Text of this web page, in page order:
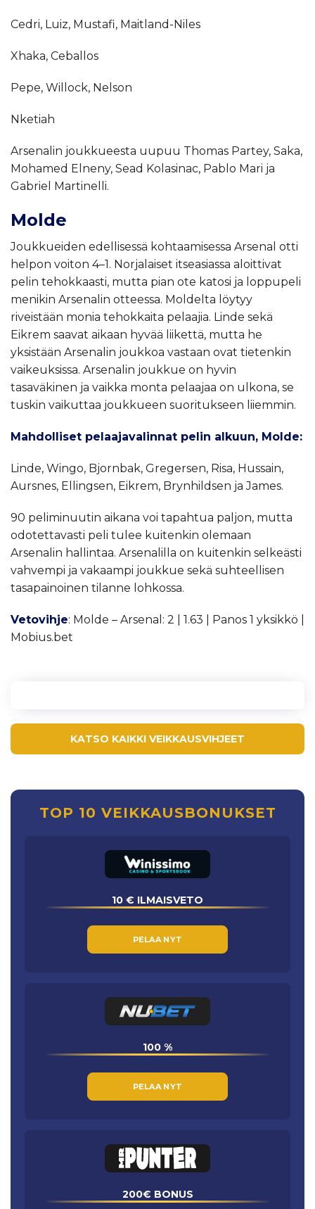
Cedri, Luiz, Mustafi, Maitland-Niles
Xhaka, Ceballos
Pepe, Willock, Nelson
Nketiah
Arsenalin joukkueesta uupuu Thomas Partey, Saka,
Mohamed Elneny, Sead Kolasinac, Pablo Mari ja
Gabriel Martinelli.
Molde
Joukkueiden edellisessä kohtaamisessa Arsenal otti
helpon voiton 4–1. Norjalaiset itseasiassa aloittivat
pelin tehokkaasti, mutta pian ote katosi ja loppupeli
menikin Arsenalin otteessa. Moldelta löytyy
riveistään monia tehokkaita pelaajia. Linde sekä
Eikrem saavat aikaan hyvää liikettä, mutta he
yksistään Arsenalin joukkoa vastaan ovat tietenkin
vaikeuksissa. Arsenalin joukkue on hyvin
tasaväkinen ja vaikka monta pelaajaa on ulkona, se
tuskin vaikuttaa joukkueen suoritukseen liiemmin.
Mahdolliset pelaajavalinnat pelin alkuun, Molde:
Linde, Wingo, Bjornbak, Gregersen, Risa, Hussain,
Aursnes, Ellingsen, Eikrem, Brynhildsen ja James.
90 peliminuutin aikana voi tapahtua paljon, mutta
odotettavasti peli tulee kuitenkin olemaan
Arsenalin hallintaa. Arsenalilla on kuitenkin selkeästi
vahvempi ja vakaampi joukkue sekä suhteellisen
tasapainoinen tilanne lohkossa.
Vetovihje: Molde – Arsenal: 2 | 1.63 | Panos 1 yksikkö |
Mobius.bet
KATSO KAIKKI VEIKKAUSVIHJEET
TOP 10 VEIKKAUSBONUKSET
10 € ILMAISVETO
PELAA NYT
100 %
PELAA NYT
200€ BONUS